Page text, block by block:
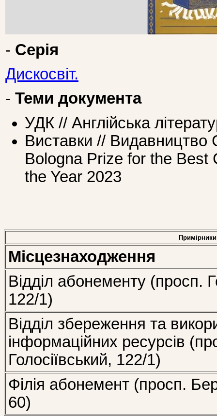
- Серія
Дискосвіт.
- Теми документа
УДК // Англійська
Виставки // Видавництво
Bologna Prize for the Best
the Year 2023
Примірники
Місцезнаходження
Відділ абонементу (просп.
122/1)
Відділ збереження та
інформаційних ресурсів
Голосіївський, 122/1)
Філія абонемент (просп.
60)